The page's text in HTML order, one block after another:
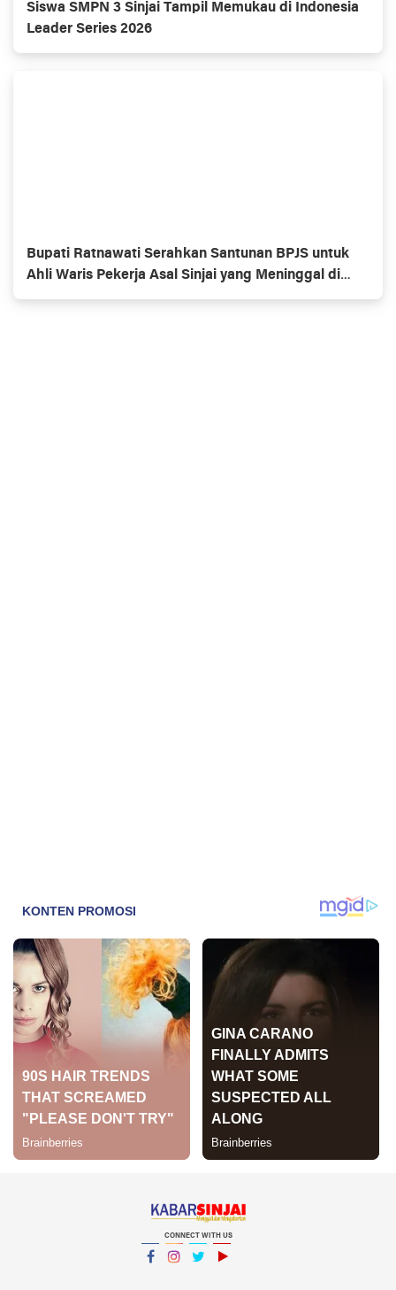
Siswa SMPN 3 Sinjai Tampil Memukau di Indonesia
Leader Series 2026
Bupati Ratnawati Serahkan Santunan BPJS untuk
Ahli Waris Pekerja Asal Sinjai yang Meninggal di
Morowali
CONNECT WITH US